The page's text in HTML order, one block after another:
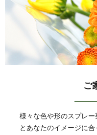
ご
様々な色や形のスプレ
とあなたのイメージに合